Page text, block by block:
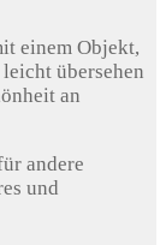
einem Objekt,
übersehen
an
andere
und